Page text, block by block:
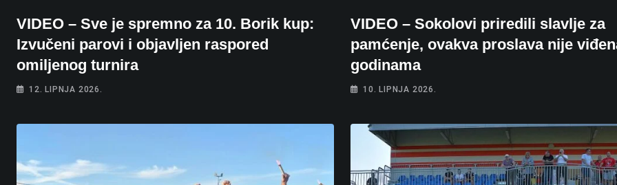
VIDEO – Sve je spremno za 10. Borik kup:
Izvučeni parovi i objavljen raspored
omiljenog turnira
12. LIPNJA 2026.
VIDEO – Sokolovi priredili slavlje za
pamćenje, ovakva proslava nije
godinama
10. LIPNJA 2026.